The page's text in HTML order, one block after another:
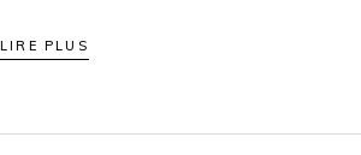
LIRE PLUS